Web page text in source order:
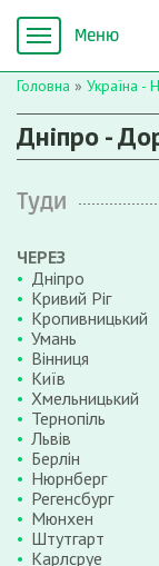
Головна » Україна -
Дніпро -
Туди
ЧЕРЕЗ
Дніпро
Кривий Ріг
Кропивницький
Умань
Вінниця
Київ
Хмельницький
Тернопіль
Львів
Берлін
Нюрнберг
Регенсбург
Мюнхен
Штутгарт
Карлсруе